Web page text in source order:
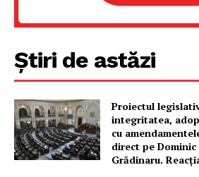
Știri de astăzi
Proiectul
integritatea,
cu
direct pe
Grădinaru.